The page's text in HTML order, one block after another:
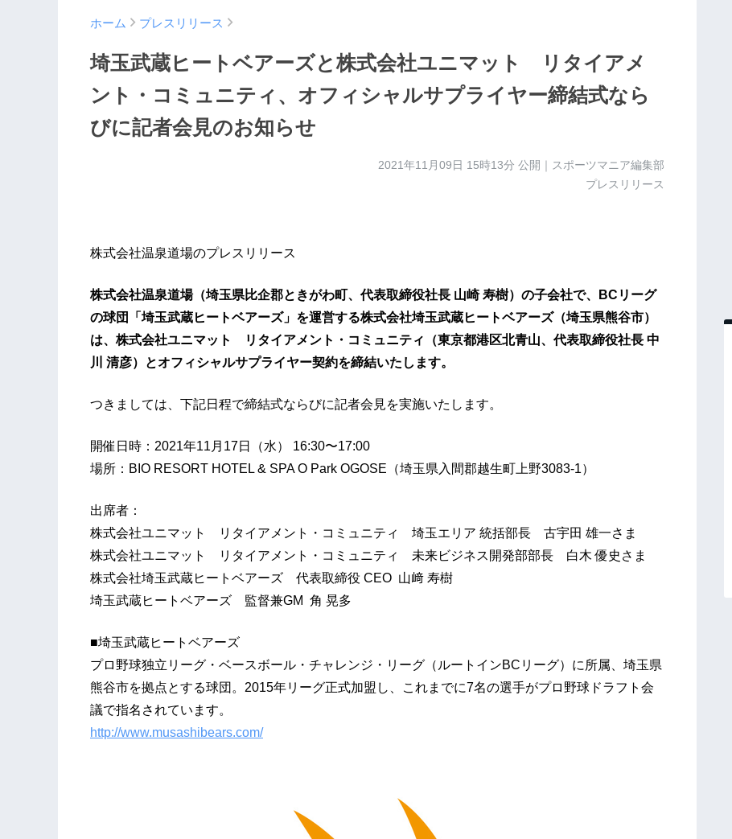
ホーム プレスリリース
埼玉武蔵ヒートベアーズと株式会社ユニマット リタイアメ
ント・コミュニティ、オフィシャルサプライヤー締結式なら
びに記者会見のお知らせ
2021年11月09日 15時13分 公開｜スポーツマニア編集部
プレスリリース
株式会社温泉道場のプレスリリース
​株式会社温泉道場（埼玉県比企郡ときがわ町、代表取締役社長 山崎 寿樹）の子会社で、BCリーグ
の球団「埼玉武蔵ヒートベアーズ」を運営する株式会社埼玉武蔵ヒートベアーズ（埼玉県熊谷市）
は、株式会社ユニマット リタイアメント・コミュニティ（東京都港区北青山、代表取締役社長 中
川 清彦）とオフィシャルサプライヤー契約を締結いたします。
つきましては、下記日程で締結式ならびに記者会見を実施いたします。
開催日時：2021年11月17日（水） 16:30〜17:00
場所：BIO RESORT HOTEL & SPA O Park OGOSE（埼玉県入間郡越生町上野3083-1）
出席者：
株式会社ユニマット リタイアメント・コミュニティ 埼玉エリア 統括部長 古宇田 雄一さま
株式会社ユニマット リタイアメント・コミュニティ 未来ビジネス開発部部長 白木 優史さま
株式会社埼玉武蔵ヒートベアーズ 代表取締役 CEO 山﨑 寿樹
埼玉武蔵ヒートベアーズ 監督兼GM 角 晃多
■埼玉武蔵ヒートベアーズ
プロ野球独立リーグ・ベースボール・チャレンジ・リーグ（ルートインBCリーグ）に所属、埼玉県
熊谷市を拠点とする球団。2015年リーグ正式加盟し、これまでに7名の選手がプロ野球ドラフト会
議で指名されています。
http://www.musashibears.com/